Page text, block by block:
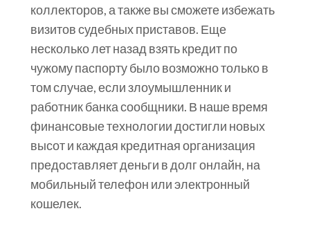
коллекторов, а также вы сможете избежать
визитов судебных приставов. Еще
несколько лет назад взять кредит по
чужому паспорту было возможно только в
том случае, если злоумышленник и
работник банка сообщники. В наше время
финансовые технологии достигли новых
высот и каждая кредитная организация
предоставляет деньги в долг онлайн, на
мобильный телефон или электронный
кошелек.